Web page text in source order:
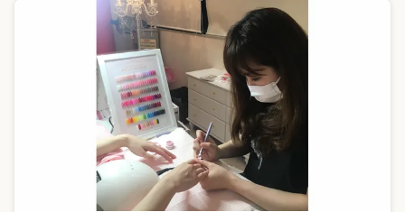
頑張っているスタッフに商品のプレゼントもあります。 ---スキルアップ
できる充実のセミナー多数--- ◎たくさん学んで欲しいから、ほとんどの
セミナーを無料で受講できます！ 自信を持ってネイリストへの道を進め
るのは、 充実した独自のセミナーがたくさんあるから！ 未経験の方もブ
ランクのある方も、基礎から学べるセミナーがあるので安心♪ ・新人向
けセミナー 未経験の方でも安心して入客できるように、しっかり学べる
目指す方にも応えます。 ・検定・コンテスト対策セミナー 検定試験・コ
ンテスト出場対策もバッチリ！ ネイリストとしての更なるステップアッ
プにつなげることが出来ます。 ・日本のネイル業界のトップネイリスト
によるセミナー 有名ネイリストから直接、流行のデザインや最先端技術
を学ぶことができます。 ・接客・技術社内検定 社内独自の検定制度があ
り、自分の今の実力を試す事ができます！ その他にも様々なセミナーを
新しい場所でスタートする方を応援します♪ ◎健康サポート 定期健康診
断や予防接種はもちろん、提携会社での婦人科検診や美容点滴割引、健
康相談サポートも実施！ 一部サービスはメンバーの家族やパートナー、
ご友人も無料で利用できます。 ◎美容施術割引制度 会社指定のサロン
で、ネイルやマツパなどの施術を30%～40%割引で利用可能♪ 美のプロ
として自己投資を続けられる環境です。 ◎月収例 ◆カリキュラム生(入
80万円 ↓ ◆シニアスタッフ(入社5年目/28歳) 年収450万円 ◎講師メッセ
ージ H先生 NAILLITは単なる学校ではなく、プロを育成して現場へ繋げ
る仕組みがあります。 技術は練習すれば必ずつきます。だからこそ私た
ちはその諦めない心をサポートします。 T先生 私たちが教えるのは試験
対策だけでなく、現場で通用する一生モノの基礎力です。 やる気だけ持
ってまずは面接に来てください。あなたの勇気を技術に変えてみせま